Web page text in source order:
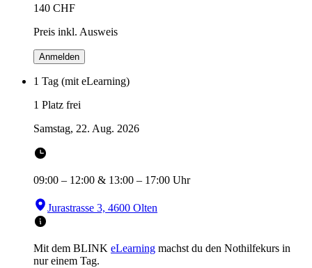
140 CHF
Preis inkl. Ausweis
Anmelden
1 Tag (mit eLearning)
1 Platz frei
Samstag, 22. Aug. 2026
09:00 – 12:00 & 13:00 – 17:00 Uhr
Jurastrasse 3, 4600 Olten
Mit dem BLINK eLearning machst du den Nothilfekurs in
nur einem Tag.